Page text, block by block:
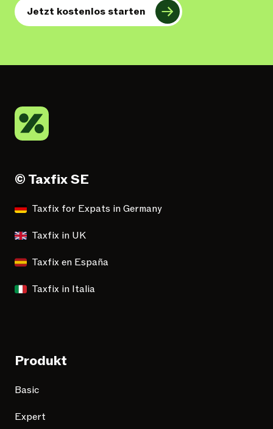
Jetzt kostenlos starten
© Taxfix SE
Taxfix for Expats in Germany
Taxfix in UK
Taxfix en España
Taxfix in Italia
Produkt
Basic
Expert